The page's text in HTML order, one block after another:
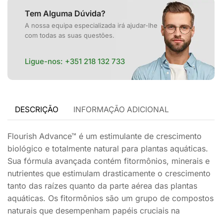
Tem Alguma Dúvida?
A nossa equipa especializada irá ajudar-lhe
com todas as suas questões.
Ligue-nos: +351 218 132 733
DESCRIÇÃO INFORMAÇÃO ADICIONAL
Flourish Advance™ é um estimulante de crescimento
biológico e totalmente natural para plantas aquáticas.
Sua fórmula avançada contém fitormônios, minerais e
nutrientes que estimulam drasticamente o crescimento
tanto das raízes quanto da parte aérea das plantas
aquáticas. Os fitormônios são um grupo de compostos
naturais que desempenham papéis cruciais na